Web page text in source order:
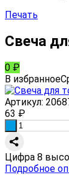
Печать
Свеча
0 ₽
В избранное
Артикул:
63 ₽
Цифра 8
Подробное